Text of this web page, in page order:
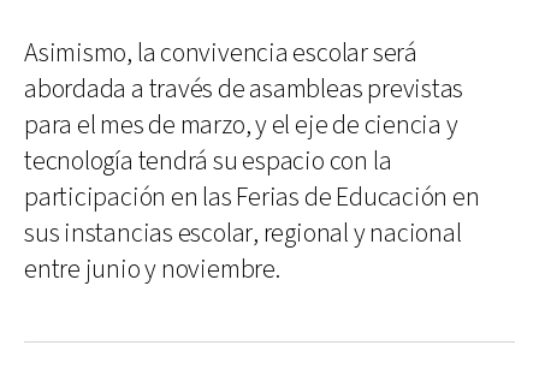
Asimismo, la convivencia escolar será
abordada a través de asambleas previstas
para el mes de marzo, y el eje de ciencia y
tecnología tendrá su espacio con la
participación en las Ferias de Educación en
sus instancias escolar, regional y nacional
entre junio y noviembre.